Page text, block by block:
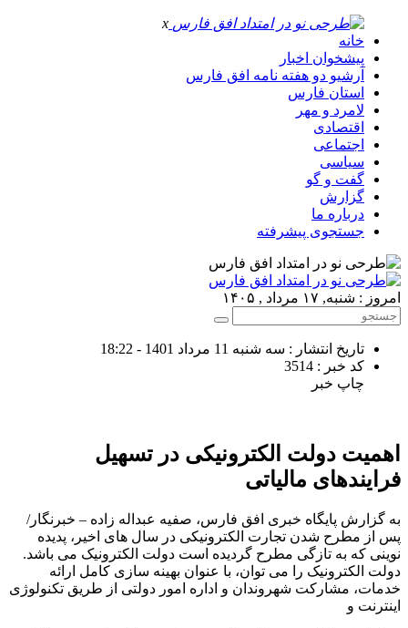
x
خانه
پیشخوان اخبار
آرشیو دو هفته نامه افق فارس
استان فارس
لامرد و مهر
اقتصادی
اجتماعی
سیاسی
گفت و گو
گزارش
درباره ما
جستجوی پیشرفته
امروز : شنبه, ۱۷ مرداد , ۱۴۰۵
تاریخ انتشار : سه شنبه 11 مرداد 1401 - 18:22
کد خبر : 3514
چاپ خبر
اهمیت دولت الکترونیکی در تسهیل
فرایندهای مالیاتی
به گزارش پایگاه خبری افق فارس، صفیه عبداله زاده – خبرنگار/
پس از مطرح شدن تجارت الکترونیکی در سال های اخیر، پدیده
نوینی که به تازگی مطرح گردیده است دولت الکترونیک می باشد.
دولت الکترونیک را می توان، با عنوان بهینه سازی کامل ارائه
خدمات، مشارکت شهروندان و اداره امور دولتی از طریق تکنولوژی
اینترنت و